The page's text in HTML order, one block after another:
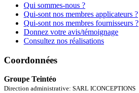
Qui sommes-nous ?
Qui-sont nos membres applicateurs ?
Qui-sont nos membres fournisseurs ?
Donnez votre avis/témoignage
Consultez nos réalisations
Coordonnées
Groupe Teintéo
Direction administrative: SARL ICONCEPTIONS